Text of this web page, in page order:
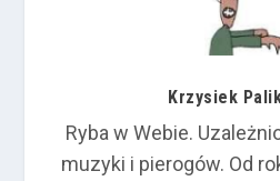
Krzysiek
Ryba w Webie.
muzyki i pierogów. Od